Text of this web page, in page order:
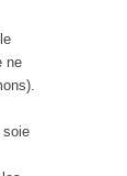
ne
soie